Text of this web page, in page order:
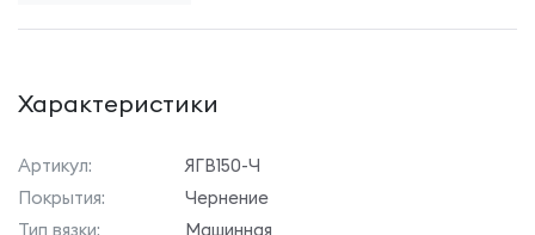
Характеристики
Артикул:
ЯГВ150-Ч
Покрытия:
Чернение
Тип вязки:
Машинная